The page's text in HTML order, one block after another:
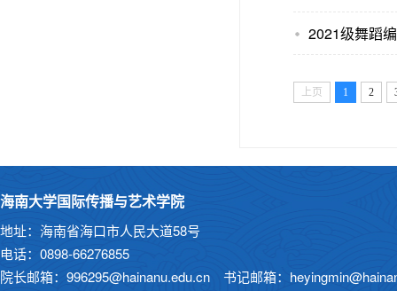
2021级舞蹈
上页 1 2
海南大学国际传播与艺术学院
地址：海南省海口市人民大道58号
电话：0898-66276855
院长邮箱：996295@hainanu.edu.cn 书记邮箱：